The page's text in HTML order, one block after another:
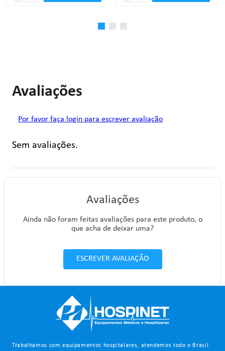
Avaliações
Por favor faça login para escrever avaliação
Sem avaliações.
Avaliações
Ainda não foram feitas avaliações para este produto, o
que acha de deixar uma?
ESCREVER AVALIAÇÃO
Trabalhamos com equipamentos hospitalares, atendemos todo o Brasil.